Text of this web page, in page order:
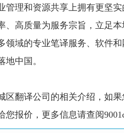
管理和资源共享上拥有更坚
、高质量为服务宗旨，立足
领域的专业笔译服务、软件
地中国。
区翻译公司的相关介绍，如
您报价，更多信息请查阅